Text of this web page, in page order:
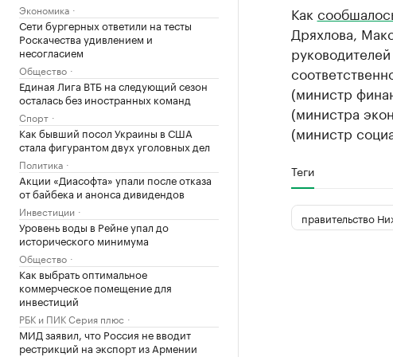
Экономика
Сети бургерных ответили на тесты
Роскачества удивлением и
несогласием
Общество
Единая Лига ВТБ на следующий сезон
осталась без иностранных команд
Спорт
Как бывший посол Украины в США
стала фигурантом двух уголовных дел
Политика
Акции «Диасофта» упали после отказа
от байбека и анонса дивидендов
Инвестиции
Уровень воды в Рейне упал до
исторического минимума
Общество
Как выбрать оптимальное
коммерческое помещение для
инвестиций
РБК и ПИК Серия плюс
МИД заявил, что Россия не вводит
рестрикций на экспорт из Армении
Как
Дряхлова,
(министр
(министра
(министр
Теги
правительство